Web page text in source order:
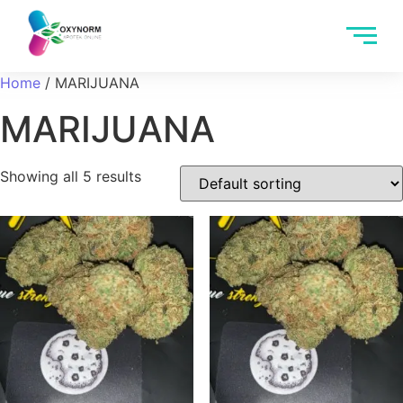
Home / MARIJUANA
MARIJUANA
Showing all 5 results